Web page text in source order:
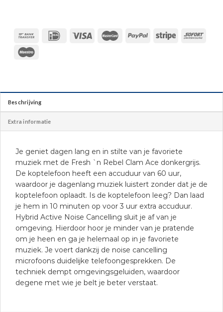
Beschrijving
Extra informatie
Je geniet dagen lang en in stilte van je favoriete
muziek met de Fresh `n Rebel Clam Ace donkergrijs.
De koptelefoon heeft een accuduur van 60 uur,
waardoor je dagenlang muziek luistert zonder dat je de
koptelefoon oplaadt. Is de koptelefoon leeg? Dan laad
je hem in 10 minuten op voor 3 uur extra accuduur.
Hybrid Active Noise Cancelling sluit je af van je
omgeving. Hierdoor hoor je minder van je pratende
om je heen en ga je helemaal op in je favoriete
muziek. Je voert dankzij de noise cancelling
microfoons duidelijke telefoongesprekken. De
techniek dempt omgevingsgeluiden, waardoor
degene met wie je belt je beter verstaat.